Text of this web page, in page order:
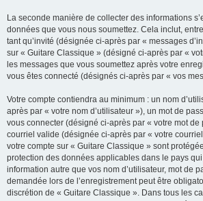
La seconde manière de collecter des informations
données que vous nous soumettez. Cela inclut,
tant qu’invité (désignée ci-après par « messages
sur « Guitare Classique » (désigné ci-après par «
les messages que vous soumettez après votre
vous êtes connecté (désignés ci-après par « vos
Votre compte contiendra au minimum : un nom
après par « votre nom d’utilisateur »), un mot de
vous connecter (désigné ci-après par « votre mot de
courriel valide (désignée ci-après par « votre
votre compte sur « Guitare Classique » sont
protection des données applicables dans le pays
information autre que vos nom d’utilisateur, mot de
demandée lors de l’enregistrement peut être
discrétion de « Guitare Classique ». Dans tous les